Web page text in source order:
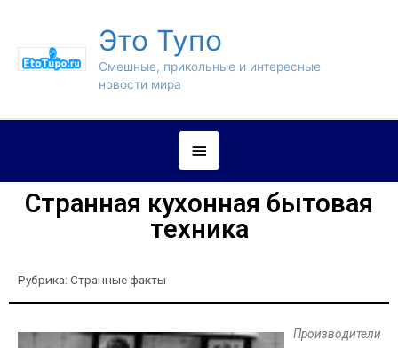
Это Тупо
Смешные, прикольные и интересные
новости мира
Странная кухонная бытовая
техника
Рубрика: Странные факты
Производители